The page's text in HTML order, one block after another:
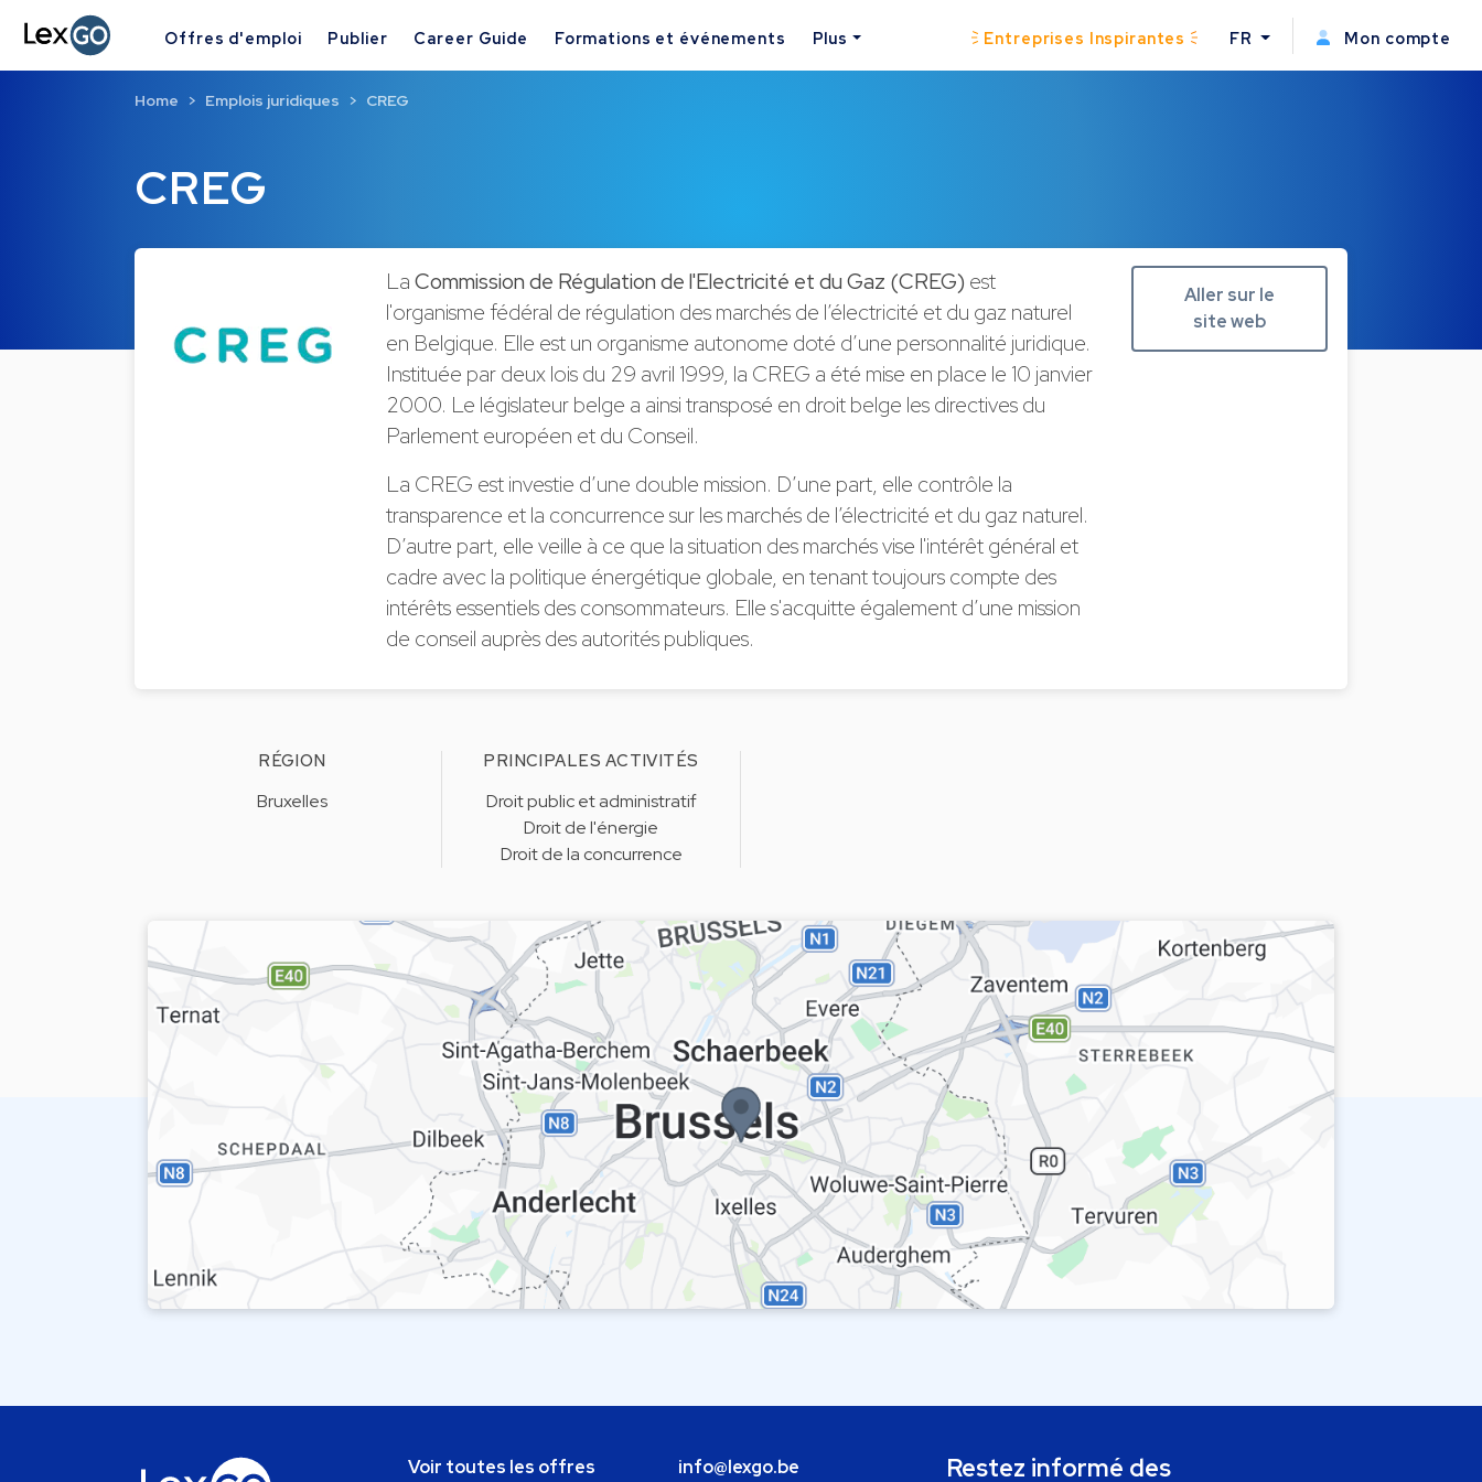
Offres d'emploi Publier Career Guide Formations et événements Plus Entreprises Inspirantes FR Mon compte
CREG
Home Emplois juridiques CREG
LaCommission de Régulation de l'Electricité et du Gaz (CREG) est
l'organisme fédéral de régulation des marchés de l’électricité et du gaz naturel
en Belgique. Elle est un organisme autonome doté d’une personnalité juridique.
Instituée par deux lois du 29 avril 1999, la CREG a été mise en place le 10 janvier
2000. Le législateur belge a ainsi transposé en droit belge les directives du
Parlement européen et du Conseil.
La CREG est investie d’une double mission. D’une part, elle contrôle la
transparence et la concurrence sur les marchés de l’électricité et du gaz naturel.
D’autre part, elle veille à ce que la situation des marchés vise l'intérêt général et
cadre avec la politique énergétique globale, en tenant toujours compte des
intérêts essentiels des consommateurs. Elle s'acquitte également d’une mission
de conseil auprès des autorités publiques.
Aller sur le
site web
RÉGION
Bruxelles
PRINCIPALES ACTIVITÉS
Droit public et administratif
Droit de l'énergie
Droit de la concurrence
Voir toutes les offres info@lexgo.be Restez informé des